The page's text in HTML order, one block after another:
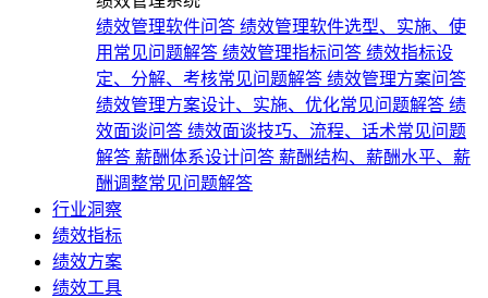
绩效管理软件问答 绩效管理软件选型、实施、使
用常见问题解答 绩效管理指标问答 绩效指标设
定、分解、考核常见问题解答 绩效管理方案问答
绩效管理方案设计、实施、优化常见问题解答 绩
效面谈问答 绩效面谈技巧、流程、话术常见问题
解答 薪酬体系设计问答 薪酬结构、薪酬水平、薪
酬调整常见问题解答
行业洞察
绩效指标
绩效方案
绩效工具